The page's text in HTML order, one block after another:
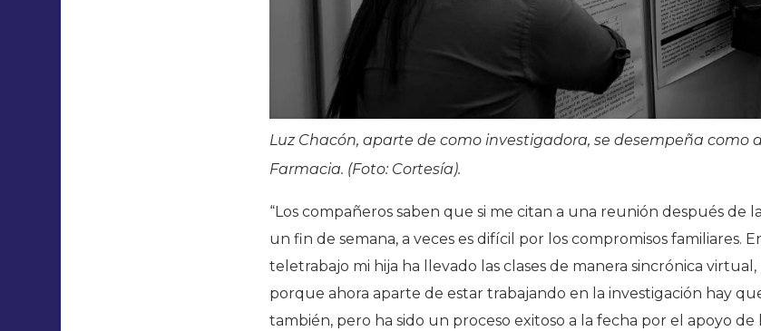
Luz Chacón, aparte de como investigadora, se desempeña como
Farmacia. (Foto: Cortesía).
“Los compañeros saben que si me citan a una reunión después de
un fin de semana, a veces es difícil por los compromisos familiares.
teletrabajo mi hija ha llevado las clases de manera sincrónica
porque ahora aparte de estar trabajando en la investigación hay
también, pero ha sido un proceso exitoso a la fecha por el apoyo de